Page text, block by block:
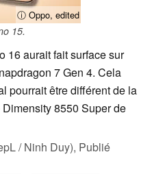
ⓘ Oppo, edited
15.
16 aurait fait surface sur
7 Gen 4. Cela
pourrait être différent de la
8550 Super de
/ Ninh Duy), Publié